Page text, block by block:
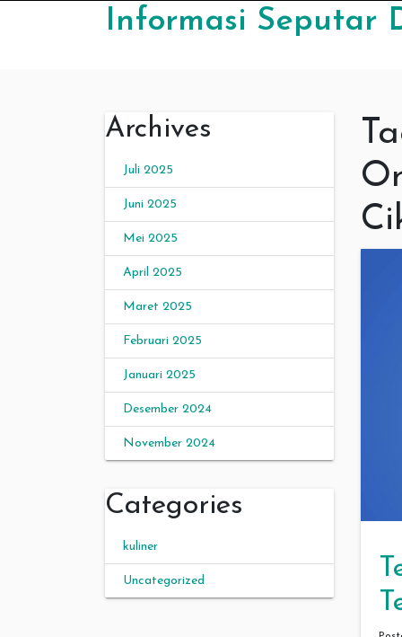
Informasi Seputar
Archives
Juli 2025
Juni 2025
Mei 2025
April 2025
Maret 2025
Februari 2025
Januari 2025
Desember 2024
November 2024
Categories
kuliner
Uncategorized